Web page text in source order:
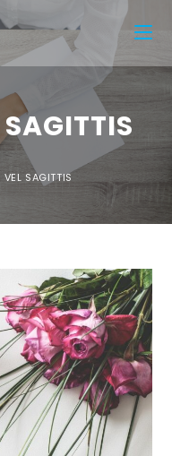
SAGITTIS